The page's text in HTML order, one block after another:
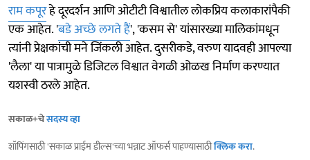
राम कपूरहे दूरदर्शन आणि ओटीटी विश्वातील लोकप्रिय कलाकारांपैकी
एक आहेत. 'बडे अच्छे लगते हैं', 'कसम से' यांसारख्या मालिकांमधून
त्यांनी प्रेक्षकांची मने जिंकली आहेत. दुसरीकडे, वरुण यादवही आपल्या
'लैला' या पात्रामुळे डिजिटल विश्वात वेगळी ओळख निर्माण करण्यात
यशस्वी ठरले आहेत.
सकाळ+चेसदस्य व्हा
शॉपिंगसाठी 'सकाळ प्राईम डील्स'च्या भन्नाट ऑफर्स पाहण्यासाठीक्लिक करा.